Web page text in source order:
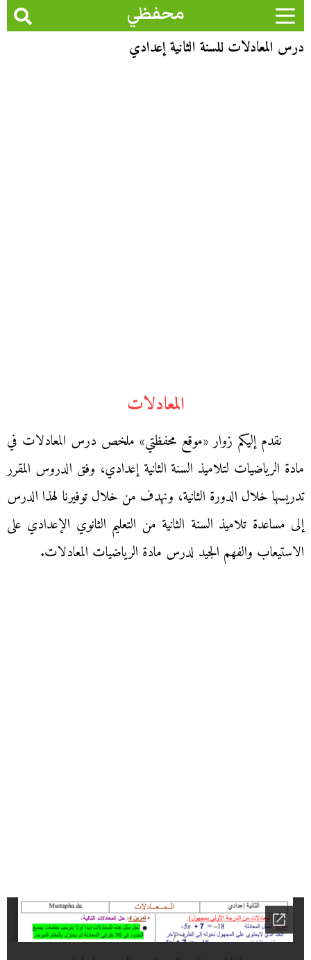
محفظي
درس المعادلات للسنة الثانية إعدادي
المعادلات
نقدم إليكم زوار «موقع محفظتي» ملخص درس المعادلات في
مادة الرياضيات لتلاميذ السنة الثانية إعدادي، وفق الدروس المقرر
تدريسها خلال الدورة الثانية، ونهدف من خلال توفيرنا لهذا الدرس
إلى مساعدة تلاميذ السنة الثانية من التعليم الثانوي الإعدادي على
الاستيعاب والفهم الجيد لدرس مادة الرياضيات المعادلات.